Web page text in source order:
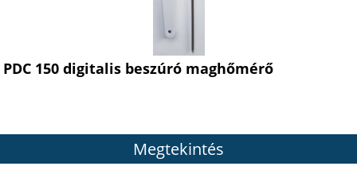
PDC 150 digitalis beszúró maghőmérő
Megtekintés